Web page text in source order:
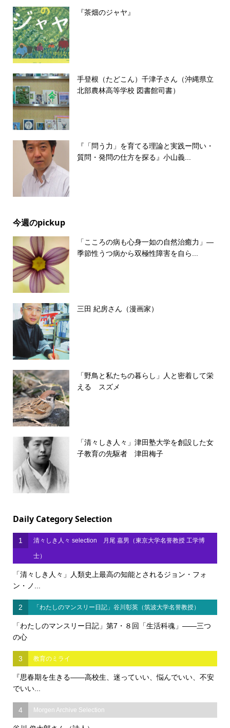
『茶畑のジャヤ』
手登根（たどこん）千津子さん（沖縄県立
北部農林高等学校 図書館司書）
『「問う力」を育てる理論と実践ー問い・
質問・発問の仕方を探る』小山義...
今週のpickup
「こころの病も心身一如の自然治癒力」―
季節性うつ病から双極性障害を自ら...
三田 紀房さん（漫画家）
「野鳥と私たちの暮らし」人と密着して栄
える スズメ
「清々しき人々」津田塾大学を創設した女
子教育の先駆者 津田梅子
Daily Category Selection
1 清々しき人々 selection 月尾 嘉男（東京大学名誉教授 工学博
士）
「清々しき人々」人類史上最高の知能とされるジョン・フォ
ン・ノ...
2 「わたしのマンスリー日記」谷川彰英（筑波大学名誉教授）
「わたしのマンスリー日記」第7・８回「生活科魂」――三つ
の心
3 教育のミライ
『思春期を生きる――高校生、迷っていい、悩んでいい、不安
でいい...
4 Morgen Archive Selection